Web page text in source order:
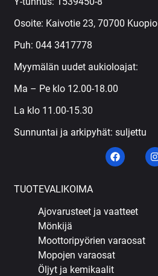
Osoite: Kaivotie 23, 70700 Kuopio
Puh: 044 3417778
Myymälän uudet aukioloajat:
Ma – Pe klo 12.00-18.00
La klo 11.00-15.30
Sunnuntai ja arkipyhät: suljettu
TUOTEVALIKOIMA
Ajovarusteet ja vaatteet
Mönkijä
Moottoripyörien varaosat
Mopojen varaosat
Öljyt ja kemikaalit